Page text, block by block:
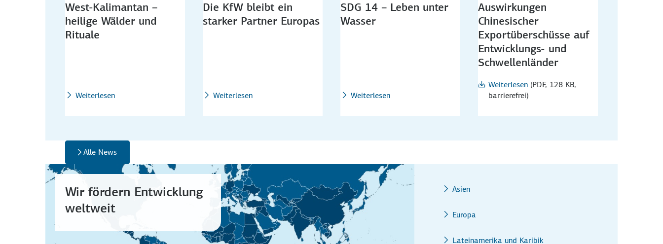
West-Kalimantan –
heilige Wälder und
Rituale
Weiterlesen
Die KfW bleibt ein
starker Partner Europas
Weiterlesen
SDG 14 – Leben unter
Wasser
Weiterlesen
Auswirkungen
Chinesischer
Exportüberschüsse auf
Entwicklungs- und
Schwellenländer
Weiterlesen (PDF, 128 KB,
barrierefrei)
Alle News
Wir fördern Entwicklung
weltweit
Asien
Europa
Lateinamerika und Karibik